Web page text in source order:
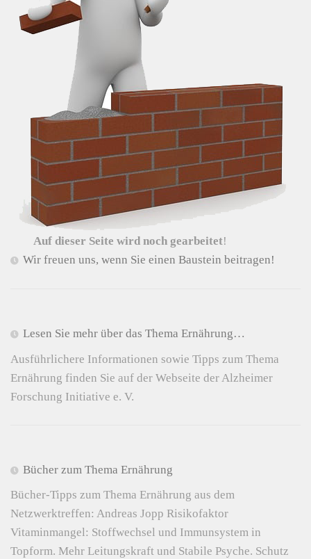
Auf dieser Seite wird noch gearbeitet!
Wir freuen uns, wenn Sie einen Baustein beitragen!
Lesen Sie mehr über das Thema Ernährung…
Ausführlichere Informationen sowie Tipps zum Thema
Ernährung finden Sie auf der Webseite der Alzheimer
Forschung Initiative e. V.
Bücher zum Thema Ernährung
Bücher-Tipps zum Thema Ernährung aus dem
Netzwerktreffen: Andreas Jopp Risikofaktor
Vitaminmangel: Stoffwechsel und Immunsystem in
Topform. Mehr Leitungskraft und Stabile Psyche. Schutz